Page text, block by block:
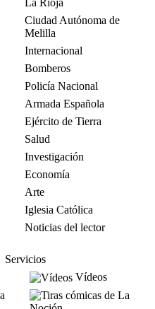
La Rioja
Ciudad Autónoma de
Melilla
Internacional
Bomberos
Policía Nacional
Armada Española
Ejército de Tierra
Salud
Investigación
Economía
Arte
Iglesia Católica
Noticias del lector
Servicios
Vídeos